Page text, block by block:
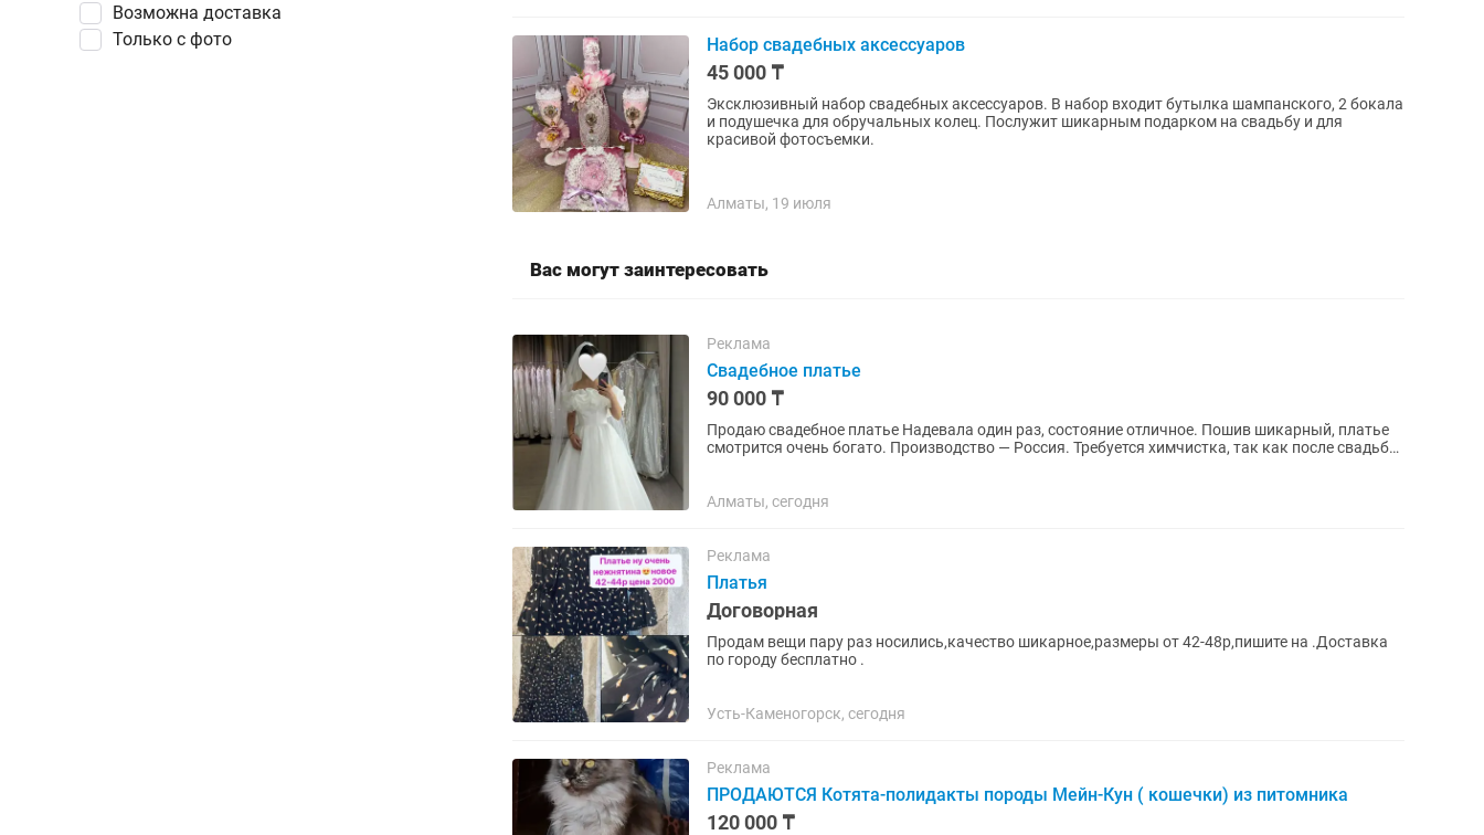
Возможна доставка
Только с фото
Набор свадебных аксессуаров
45 000 ₸
Эксклюзивный набор свадебных аксессуаров. В набор входит бутылка шампанского, 2 бокала
и подушечка для обручальных колец. Послужит шикарным подарком на свадьбу и для
красивой фотосъемки.
Алматы, 19 июля
Вас могут заинтересовать
Реклама
Свадебное платье
90 000 ₸
Продаю свадебное платье Надевала один раз, состояние отличное. Пошив шикарный, платье
смотрится очень богато. Производство — Россия. Требуется химчистка, так как после свадьбы
Алматы, сегодня
Реклама
Платья
Договорная
Продам вещи пару раз носились,качество шикарное,размеры от 42-48р,пишите на .Доставка
по городу бесплатно .
Усть-Каменогорск, сегодня
Реклама
ПРОДАЮТСЯ Котята-полидакты породы Мейн-Кун ( кошечки) из питомника
120 000 ₸